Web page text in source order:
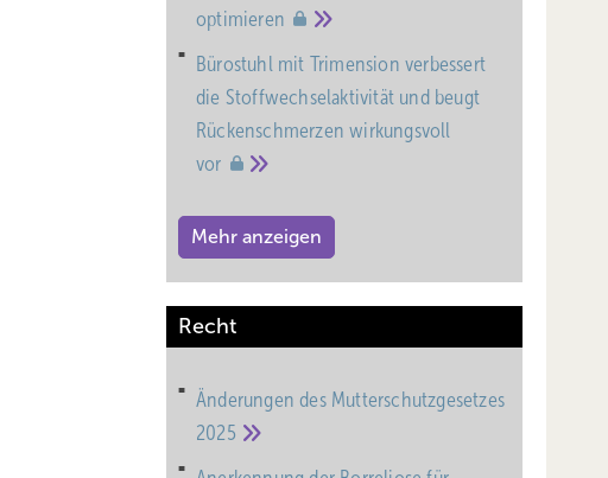
optimieren
Bürostuhl mit Trimension verbessert
die Stoffwechselaktivität und beugt
Rückenschmerzen wirkungsvoll
vor
Mehr anzeigen
Recht
Änderungen des Mutterschutz­gesetzes
2025